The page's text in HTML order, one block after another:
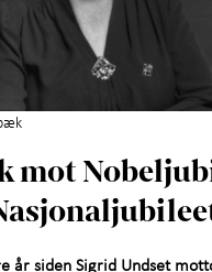
besøk
+
Undset
om Sigrid
mot
år siden Sigrid Undset